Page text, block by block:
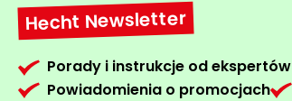
Hecht Newsletter
Porady i instrukcje od ekspertów
Powiadomienia o promocjach